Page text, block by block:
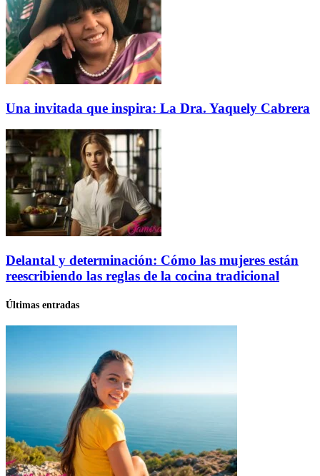
Una invitada que inspira: La Dra. Yaquely Cabrera
Delantal y determinación: Cómo las mujeres están
reescribiendo las reglas de la cocina tradicional
Últimas entradas